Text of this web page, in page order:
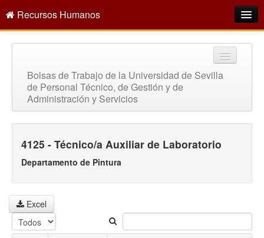
Recursos Humanos
Oferta empleo público
Directorio
Servicios
Buscar
Bolsas de Trabajo de la Universidad de Sevilla
de Personal Técnico, de Gestión y de
Administración y Servicios
4125 - Técnico/a Auxiliar de Laboratorio
Departamento de Pintura
Excel